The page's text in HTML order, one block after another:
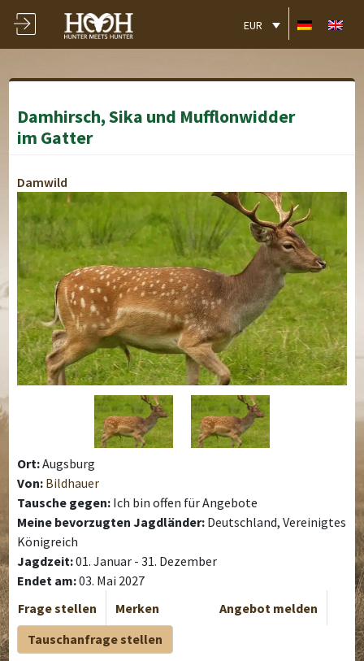
EUR
Damhirsch, Sika und Mufflonwidder
im Gatter
Damwild
Ort:Augsburg
Von: Bildhauer
Tausche gegen: Ich bin offen für Angebote
Meine bevorzugten Jagdländer: Deutschland, Vereinigtes
Königreich
Jagdzeit:01. Januar - 31. Dezember
Endet am:03. Mai 2027
Frage stellen
Merken
Angebot melden
Tauschanfrage stellen